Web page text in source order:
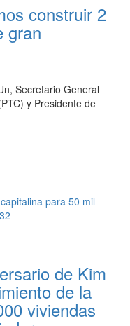
construir 2
gran
Secretario General
y Presidente de
de Kim
de la
viviendas